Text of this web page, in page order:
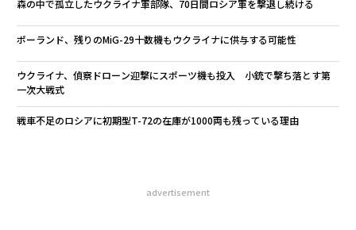
森の中で孤立したウクライナ軍部隊、70日間ロシア軍を撃退し続ける
ポーランド、残りのMiG-29十数機もウクライナに供与する可能性
ウクライナ、偵察ドローン迎撃にスポーツ機も投入 小銃で撃ち落とす第
一次大戦式
戦車不足のロシアに初期型T-72の在庫が1000両も残っている理由
advertisement